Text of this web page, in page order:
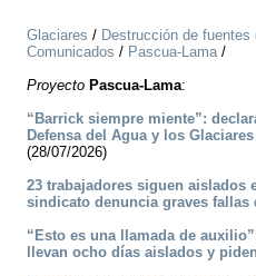
Glaciares / Destrucción de fuentes
Comunicados / Pascua-Lama/
Proyecto Pascua-Lama:
“Barrick siempre miente”:
Defensa del Agua y los
(28/07/2026)
23 trabajadores siguen aislados
sindicato denuncia graves fallas
“Esto es una llamada de
llevan ocho días aislados y